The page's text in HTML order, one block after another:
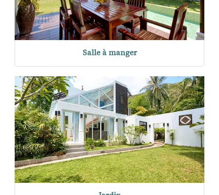
Salle à manger